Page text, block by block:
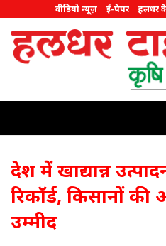
वीडियो न्यूज़ ई-पेपर हलधर
देश में खाद्यान्न
रिकॉर्ड, किसानों
उम्मीद